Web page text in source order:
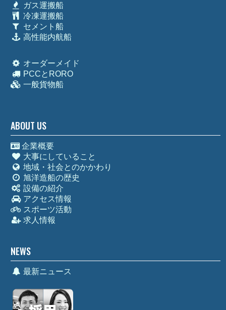
ガス運搬船
冷凍運搬船
セメント船
高性能内航船
オーダーメイド
PCCとRORO
一般貨物船
ABOUT US
企業概要
大事にしていること
地域・社会とのかかわり
旭洋造船の歴史
設備の紹介
アクセス情報
スポーツ活動
求人情報
NEWS
最新ニュース